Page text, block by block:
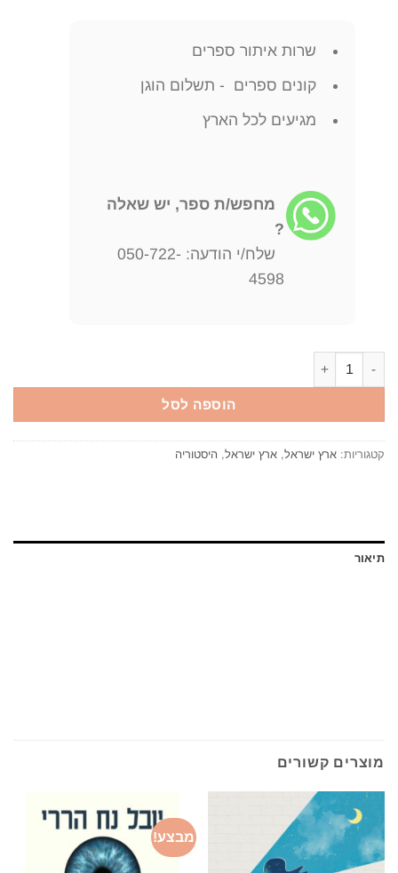
שרות איתור ספרים
קונים ספרים - תשלום הוגן
מגיעים לכל הארץ
מחפש/ת ספר, יש שאלה
?
שלח/י הודעה: 050-722-
4598
הוספה לסל
קטגוריות: ארץ ישראל, ארץ ישראל, היסטוריה
תיאור
מוצרים קשורים
מבצע!